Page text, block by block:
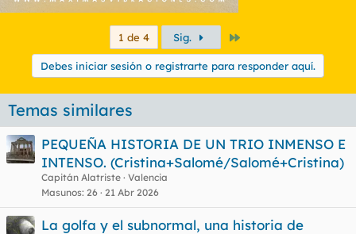
1 de 4 Sig.
Debes iniciar sesión o registrarte para responder aquí.
Temas similares
PEQUEÑA HISTORIA DE UN TRIO INMENSO E
INTENSO. (Cristina+Salomé/Salomé+Cristina)
Capitán Alatriste Valencia
Masunos 26 21 Abr 2026
La golfa y el subnormal, una historia de